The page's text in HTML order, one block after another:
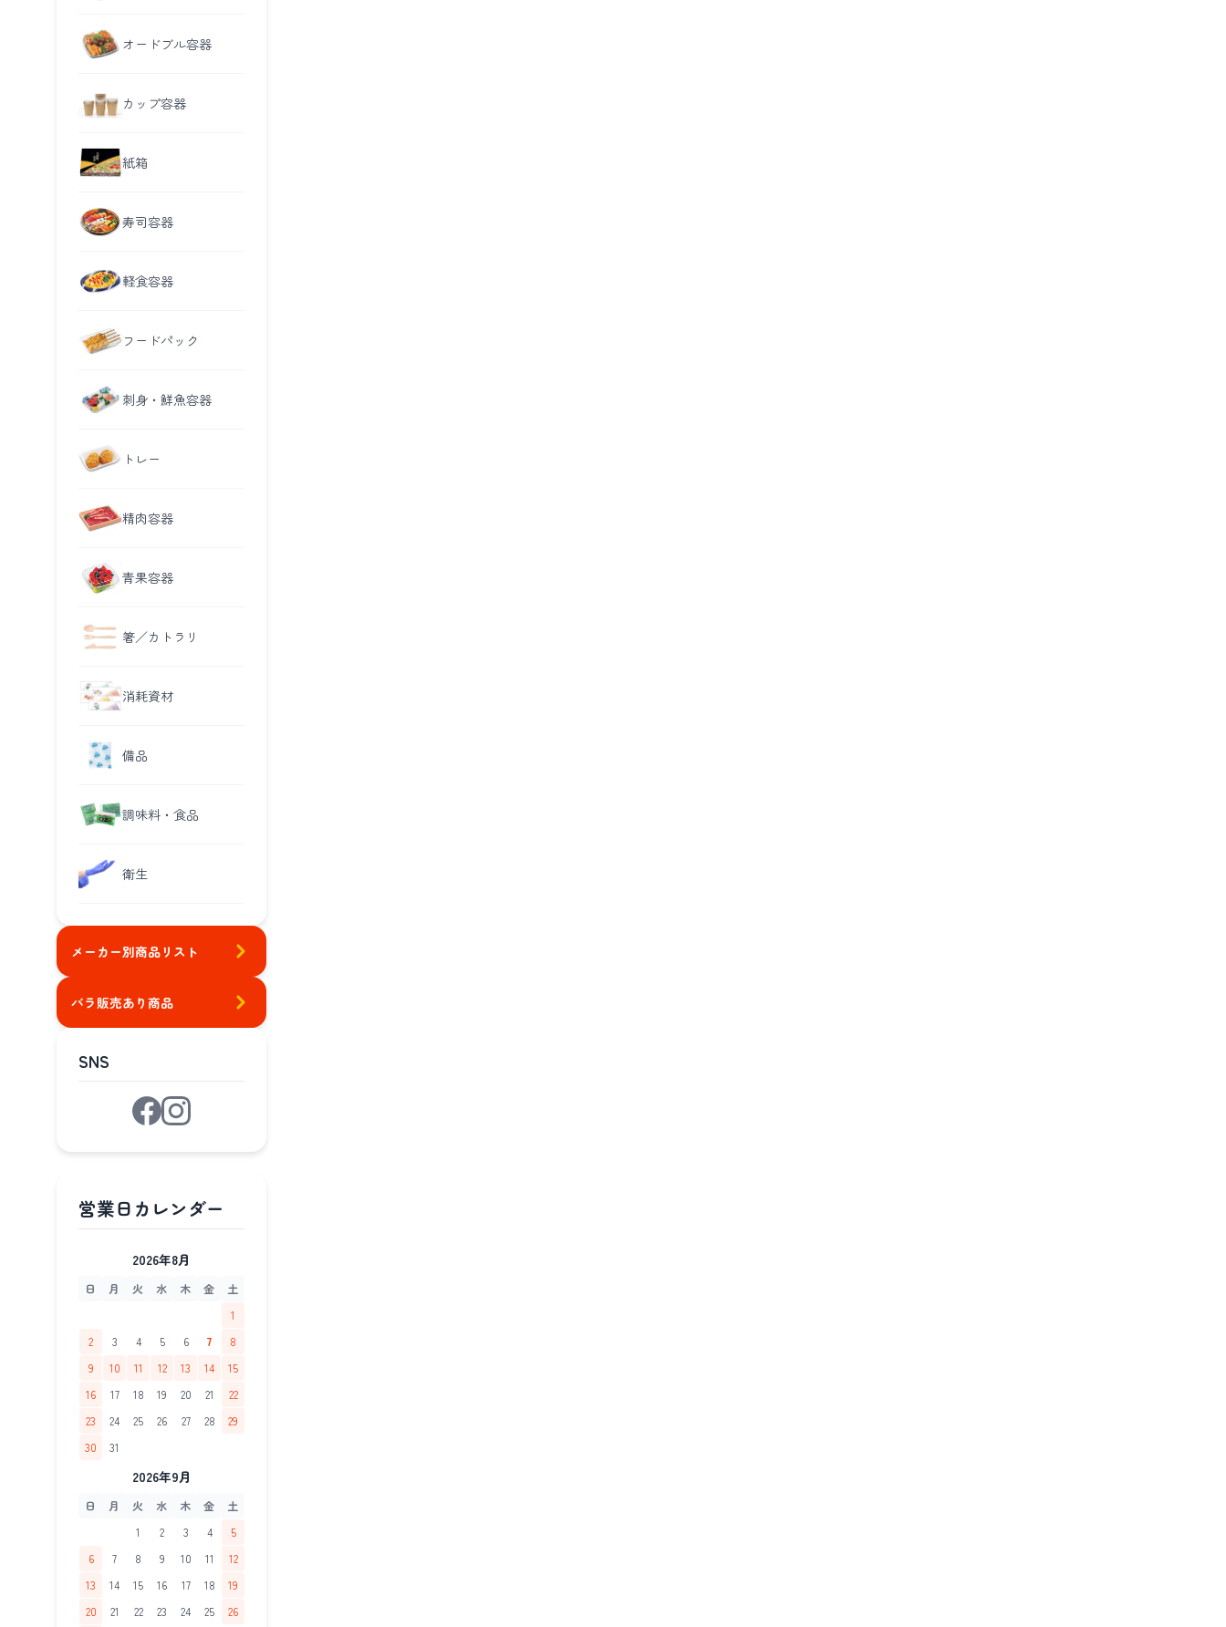
オードブル容器
カップ容器
紙箱
寿司容器
軽食容器
フードパック
刺身・鮮魚容器
トレー
精肉容器
青果容器
箸／カトラリ
消耗資材
備品
調味料・食品
衛生
メーカー別商品リスト
バラ販売あり商品
SNS
2026年8月
日 月 火 水 木 金
土
1
2
3 4 5 6 7
8
9
10 11 12 13 14
15
16
17 18 19 20 21
22
23
24 25 26 27 28
29
30
31
2026年9月
日 月 火 水 木 金
土
1
2 3 4
5
6
7 8 9 10 11
12
13
14 15 16 17 18
19
20
21 22 23 24 25
26